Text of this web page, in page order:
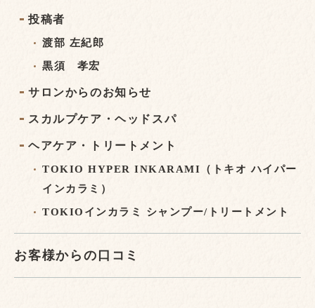
投稿者
渡部 左紀郎
黒須 孝宏
サロンからのお知らせ
スカルプケア・ヘッドスパ
ヘアケア・トリートメント
TOKIO HYPER INKARAMI（トキオ ハイパー
インカラミ）
TOKIOインカラミ シャンプー/トリートメント
お客様からの口コミ